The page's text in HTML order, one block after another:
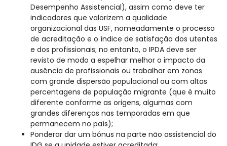
Desempenho Assistencial), assim como deve ter
indicadores que valorizem a qualidade
organizacional das USF, nomeadamente o processo
de acreditação e o índice de satisfação dos utentes
e dos profissionais; no entanto, o IPDA deve ser
revisto de modo a espelhar melhor o impacto da
ausência de profissionais ou trabalhar em zonas
com grande dispersão populacional ou com altas
percentagens de população migrante (que é muito
diferente conforme as origens, algumas com
grandes diferenças nas temporadas em que
permanecem no país);
Ponderar dar um bónus na parte não assistencial do